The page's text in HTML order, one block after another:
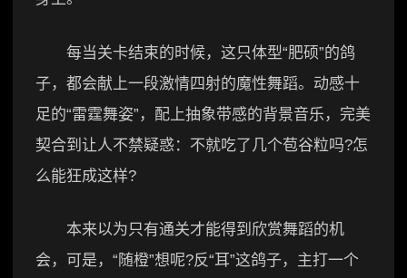
每当关卡结束的时候，这只体型“肥硕”的鸽
子，都会献上一段激情四射的魔性舞蹈。动感十
足的“雷霆舞姿”，配上抽象带感的背景音乐，完美
契合到让人不禁疑惑：不就吃了几个苞谷粒吗?怎
么能狂成这样?
本来以为只有通关才能得到欣赏舞蹈的机
会，可是，“随橙”想呢?反“耳”这鸽子，主打一个